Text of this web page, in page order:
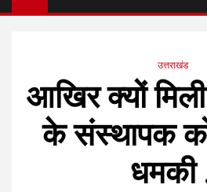
उत्तराखंड
आखिर क्यों
के संस्थापक
धमकी